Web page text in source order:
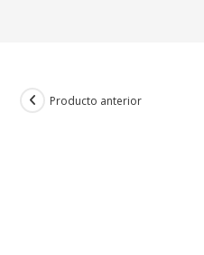
Producto anterior